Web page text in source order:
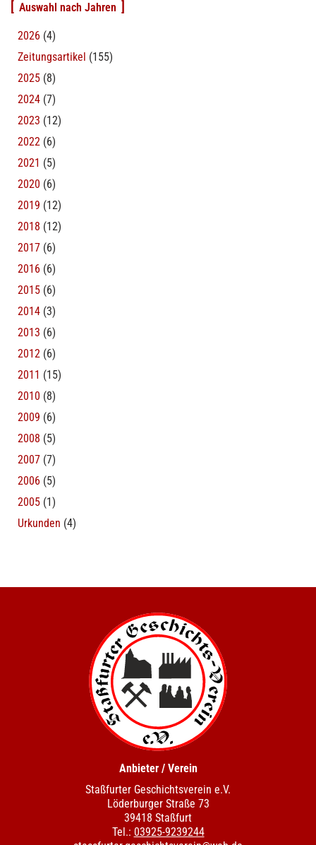
Auswahl nach Jahren
2026 (4)
Zeitungsartikel (155)
2025 (8)
2024 (7)
2023 (12)
2022 (6)
2021 (5)
2020 (6)
2019 (12)
2018 (12)
2017 (6)
2016 (6)
2015 (6)
2014 (3)
2013 (6)
2012 (6)
2011 (15)
2010 (8)
2009 (6)
2008 (5)
2007 (7)
2006 (5)
2005 (1)
Urkunden (4)
Anbieter / Verein
Staßfurter Geschichtsverein e.V.
Löderburger Straße 73
39418 Staßfurt
Tel.: 03925-9239244